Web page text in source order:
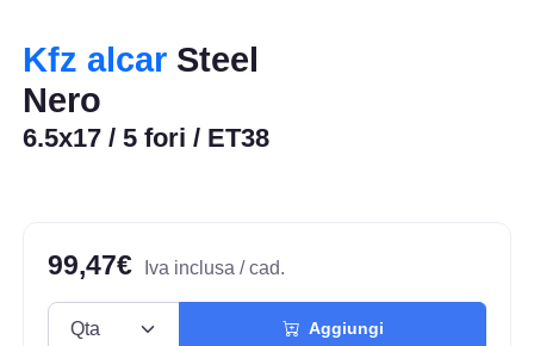
Kfz alcar Steel
Nero
6.5x17 / 5 fori / ET38
99,47€ Iva inclusa / cad.
Aggiungi